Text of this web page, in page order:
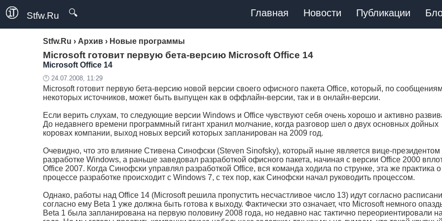
Stfw.Ru 🔍 Главная Новости Публикации
Stfw.Ru › Архив › Новые программы
Microsoft готовит первую бета-версию Microsoft Office 14
Microsoft Office 14
🕛 24.07.2008, 11:29
Microsoft готовит первую бета-версию новой версии своего офисного пакета Office, который, по
некоторых источников, может быть выпущен как в оффлайн-версии, так и в онлайн-версии.
Если верить слухам, то следующие версии Windows и Office чувствуют себя очень хорошо и активно
До недавнего времени программный гигант хранил молчание, когда разговор шел о двух основных дойных
коровах компании, выход новых версий которых запланирован на 2009 год.
Очевидно, что это влияние Стивена Синофски (Steven Sinofsky), который ныне является вице-президентом
разработке Windows, а раньше заведовал разработкой офисного пакета, начиная с версии Office 2000
Office 2007. Когда Синофски управлял разработкой Office, вся команда ходила по струнке, эта же практика о
процессе разработке происходит с Windows 7, с тех пор, как Синофски начал руководить процессом.
Однако, работы над Office 14 (Microsoft решила пропустить несчастливое число 13) идут согласно
согласно ему Beta 1 уже должна быть готова к выходу. Фактически это означает, что Microsoft немного
Beta 1 была запланирована на первую половину 2008 года, но недавно нас тактично переориентировали